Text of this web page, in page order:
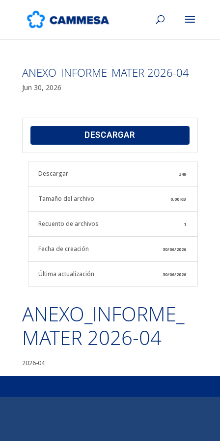
ANEXO_INFORME_MATER 2026-04
Jun 30, 2026
DESCARGAR
Descargar 349
Tamaño del archivo 0.00 KB
Recuento de archivos 1
Fecha de creación 30/06/2026
Última actualización 30/06/2026
ANEXO_INFORME_
MATER 2026-04
2026-04